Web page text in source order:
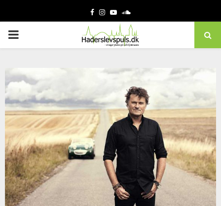
Facebook
Instagram
YoutubeSoundcloud
PRIMARY